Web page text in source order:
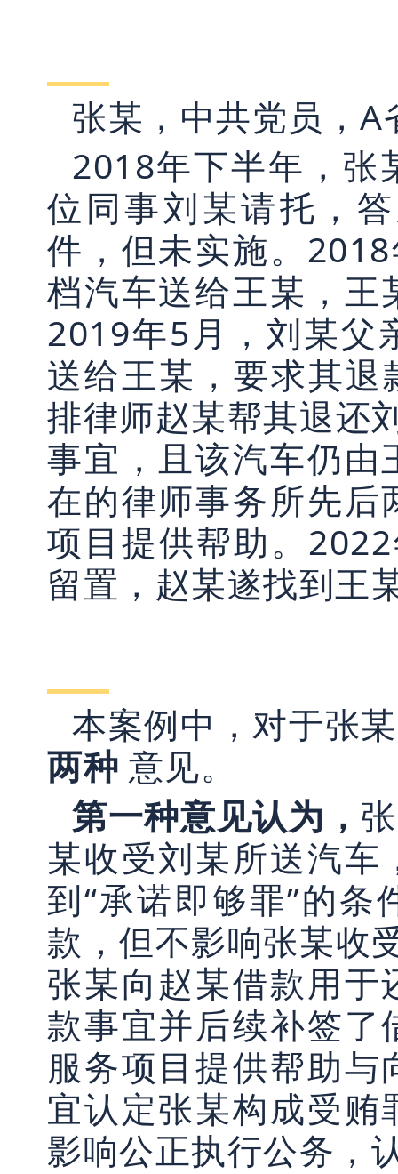
张某，中共党员，
2018年下半年，张
位同事刘某请托，
件，但未实施。
档汽车送给王某，王
2019年5月，刘某父
送给王某，要求其
排律师赵某帮其退还
事宜，且该汽车仍由
在的律师事务所先后
项目提供帮助。
留置，赵某遂找到王
本案例中，对于张
两种 意见。
第一种意见认为，
某收受刘某所送汽
到“承诺即够罪”的
款，但不影响张某收
张某向赵某借款用
款事宜并后续补签
服务项目提供帮助
宜认定张某构成受
影响公正执行公务，